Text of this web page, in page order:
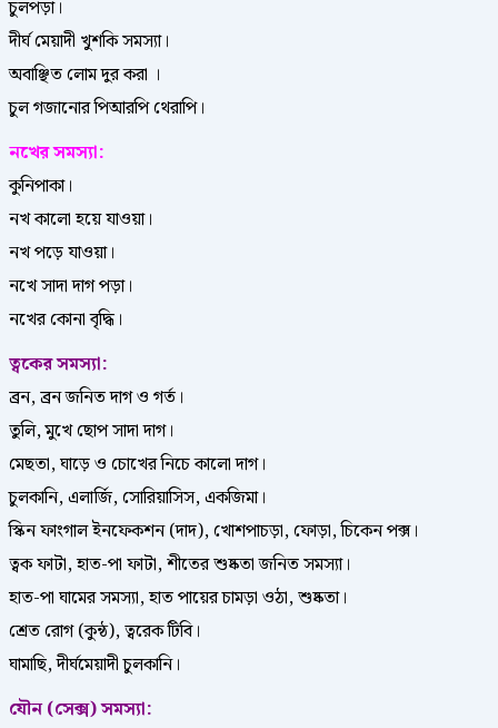
চুলপড়া।
দীর্ঘ মেয়াদী খুশকি সমস্যা।
অবাঞ্ছিত লোম দুর করা ।
চুল গজানোর পিআরপি থেরাপি।
নখের সমস্যা:
কুনিপাকা।
নখ কালো হয়ে যাওয়া।
নখ পড়ে যাওয়া।
নখে সাদা দাগ পড়া।
নখের কোনা বৃদ্ধি।
ত্বকের সমস্যা:
ব্রন, ব্রন জনিত দাগ ও গর্ত।
তুলি, মুখে ছোপ সাদা দাগ।
মেছতা, ঘাড়ে ও চোখের নিচে কালো দাগ।
চুলকানি, এলার্জি, সোরিয়াসিস, একজিমা।
স্কিন ফাংগাল ইনফেকশন (দাদ), খোশপাচড়া, ফোড়া, চিকেন পক্স।
ত্বক ফাটা, হাত-পা ফাটা, শীতের শুষ্কতা জনিত সমস্যা।
হাত-পা ঘামের সমস্যা, হাত পায়ের চামড়া ওঠা, শুষ্কতা।
শ্রেত রোগ (কুন্ঠ), ত্বরেক টিবি।
ঘামাছি, দীর্ঘমেয়াদী চুলকানি।
যৌন (সেক্স) সমস্যা: